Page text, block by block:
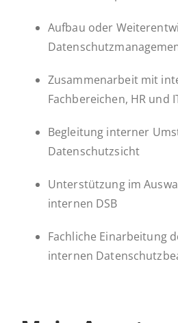
Aufbau oder
Zusammenarbeit mit
Fachbereichen, HR und
Begleitung interner
Datenschutzsicht
Unterstützung im
internen DSB
Fachliche Einarbeitung
internen